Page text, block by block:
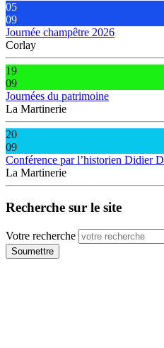
05
09
Journée champêtre 2026
Corlay
19
09
Journées du patrimoine
La Martinerie
20
09
Conférence par l’historien Didier
La Martinerie
Recherche sur le site
Votre recherche
Soumettre